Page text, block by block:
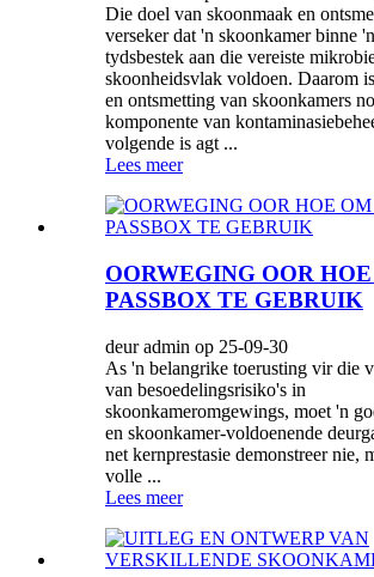
Die doel van skoonmaak en
verseker dat 'n skoonkamer binne
tydsbestek aan die vereiste
skoonheidsvlak voldoen. Daarom
en ontsmetting van skoonkamers
komponente van
volgende is agt ...
Lees meer
OORWEGING OOR
PASSBOX TE GEBRUIK
deur admin op 25-09-30
As 'n belangrike toerusting vir die
van besoedelingsrisiko's in
skoonkameromgewings, moet 'n
en skoonkamer-voldoenende
net kernprestasie demonstreer nie,
volle ...
Lees meer